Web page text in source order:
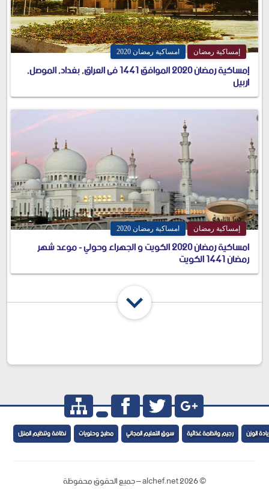
إمساكية رمضان امساكية رمضان 2020
إمساكية رمضان 2020 الموافق 1441 فى العراق, بغداد, الموصل,
اربيل
إمساكية رمضان امساكية رمضان 2020
امساكية رمضان 2020 الكويت و الجهراء وحولي - موعد شهر
رمضان 1441 الكويت
الوزن رجيم وانظمة غذائية سوق التعليم المجاني مطبخ وحلويات نظافة وتنظيم المنزل
©
2026